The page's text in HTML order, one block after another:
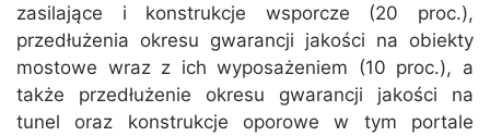
zasilające i konstrukcje wsporcze (20 proc.),
przedłużenia okresu gwarancji jakości na obiekty
mostowe wraz z ich wyposażeniem (10 proc.), a
także przedłużenie okresu gwarancji jakości na
tunel oraz konstrukcje oporowe w tym portale